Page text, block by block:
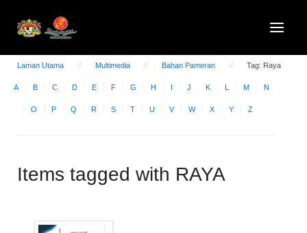
Laman Utama Multimedia Bahan Pameran Tag: Raya
A B C D E F G H I J K L M N
O P Q R S T U V W X Y Z
Items tagged with RAYA